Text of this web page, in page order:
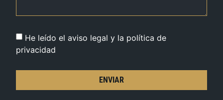
He leído el aviso legal y la política de
privacidad
ENVIAR